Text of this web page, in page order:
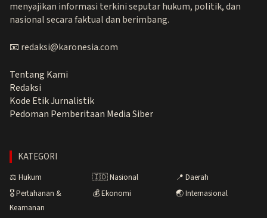
menyajikan informasi terkini seputar hukum, politik, dan
nasional secara faktual dan berimbang.
📧 redaksi@karonesia.com
Tentang Kami
Redaksi
Kode Etik Jurnalistik
Pedoman Pemberitaan Media Siber
KATEGORI
⚖️ Hukum 🇮🇩 Nasional
📍 Daerah
🎖️ Pertahanan &
Keamanan
💰 Ekonomi 🌏 Internasional